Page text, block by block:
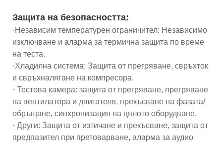
Защита на безопасността:
·Независим температурен ограничител: Независимо
изключване и аларма за термична защита по време
на теста.
·Хладилна система: Защита от прегряване, свръхток
и свръхналягане на компресора.
· Тестова камера: защита от прегряване, прегряване
на вентилатора и двигателя, прекъсване на фазата/
обръщане, синхронизация на цялото оборудване.
· Други: Защита от изтичане и прекъсване, защита от
предпазител при претоварване, аларма за аудио